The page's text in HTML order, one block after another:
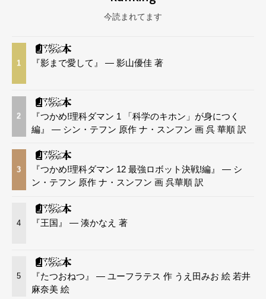
今読まれてます
1 『影まで愛して』 — 影山優佳 著
2
『つかめ!理科ダマン 1 「科学のキホン」が身につく
編』 — シン・テフン 原作 ナ・スンフン 画 呉 華順 訳
3
『つかめ!理科ダマン 12 最強ロボット決戦!編』 — シ
ン・テフン 原作 ナ・スンフン 画 呉華順 訳
4 『王国』 — 湊かなえ 著
5
『たつおねつ』 — ユーフラテス 作 うえ田みお 絵 若井
麻奈美 絵